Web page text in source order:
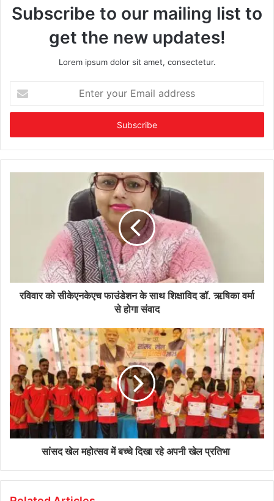
Subscribe to our mailing list to
get the new updates!
Lorem ipsum dolor sit amet, consectetur.
your
Email
रविवार को सीकेएनकेएच फाउंडेशन के साथ शिक्षाविद डॉ. ऋषिका वर्मा
से होगा संवाद
सांसद खेल महोत्सव में बच्चे दिखा रहे अपनी खेल प्रतिभा